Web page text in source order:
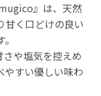
』は、天然
甘く口どけの良い
や塩気を控えめ
やすい優しい味わ